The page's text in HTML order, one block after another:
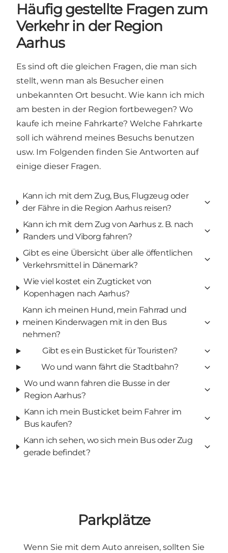
Häufig gestellte Fragen zum
Verkehr in der Region
Aarhus
Es sind oft die gleichen Fragen, die man sich
stellt, wenn man als Besucher einen
unbekannten Ort besucht. Wie kann ich mich
am besten in der Region fortbewegen? Wo
kaufe ich meine Fahrkarte? Welche Fahrkarte
soll ich während meines Besuchs benutzen
usw. Im Folgenden finden Sie Antworten auf
einige dieser Fragen.
Kann ich mit dem Zug, Bus, Flugzeug oder
der Fähre in die Region Aarhus reisen?
Kann ich mit dem Zug von Aarhus z. B. nach
Randers und Viborg fahren?
Gibt es eine Übersicht über alle öffentlichen
Verkehrsmittel in Dänemark?
Wie viel kostet ein Zugticket von
Kopenhagen nach Aarhus?
Kann ich meinen Hund, mein Fahrrad und
meinen Kinderwagen mit in den Bus
nehmen?
Gibt es ein Busticket für Touristen?
Wo und wann fährt die Stadtbahn?
Wo und wann fahren die Busse in der
Region Aarhus?
Kann ich mein Busticket beim Fahrer im
Bus kaufen?
Kann ich sehen, wo sich mein Bus oder Zug
gerade befindet?
Parkplätze
Wenn Sie mit dem Auto anreisen, sollten Sie